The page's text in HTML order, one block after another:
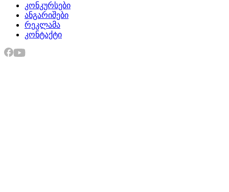
კონკურსები
ანგარიშები
რეკლამა
კონტაქტი